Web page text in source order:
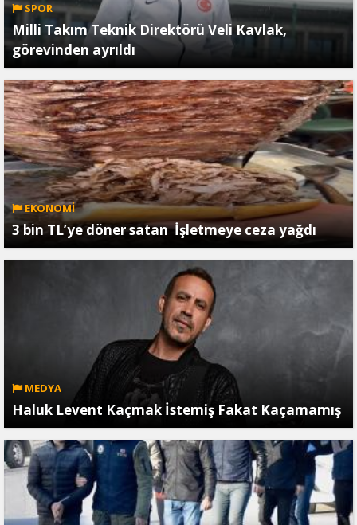
SPOR
Milli Takım Teknik Direktörü Veli Kavlak,
görevinden ayrıldı
EKONOMİ
3 bin TL’ye döner satan İşletmeye ceza yağdı
MEDYA
Haluk Levent Kaçmak İstemiş Fakat Kaçamamış